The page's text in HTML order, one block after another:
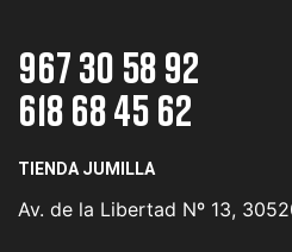
967 30 58 92
618 68 45 62
TIENDA JUMILLA
Av. de la Libertad Nº 13,